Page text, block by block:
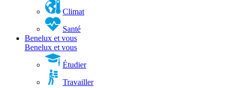
Climat
Santé
Benelux et vous
Benelux et vous
Étudier
Travailler